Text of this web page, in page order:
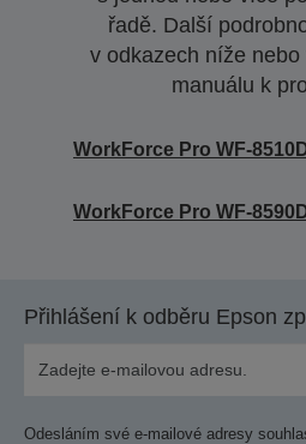
řadě. Další
v odkazech níže
manuálu k
WorkForce Pro WF-
WorkForce Pro WF-
Přihlášení k odběru Epson
Odesláním své e-mailové adresy